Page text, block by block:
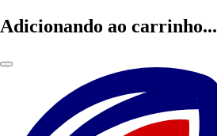
Adicionando ao carrinho...